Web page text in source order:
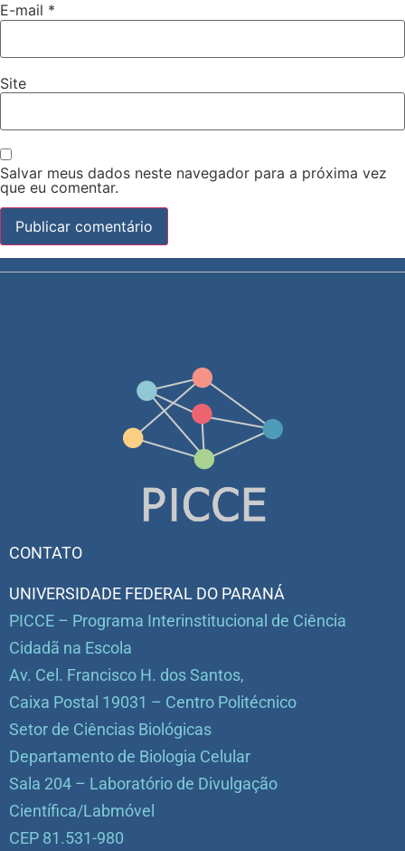
E-mail *
Site
Salvar meus dados neste navegador para a próxima vez
que eu comentar.
CONTATO
UNIVERSIDADE FEDERAL DO PARANÁ
PICCE – Programa Interinstitucional de Ciência
Cidadã na Escola
Av. Cel. Francisco H. dos Santos,
Caixa Postal 19031 – Centro Politécnico
Setor de Ciências Biológicas
Departamento de Biologia Celular
Sala 204 – Laboratório de Divulgação
Científica/Labmóvel
CEP 81.531-980